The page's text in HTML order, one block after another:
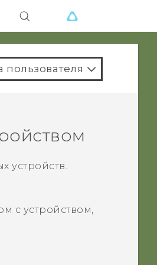
пользователя
устройств.
с устройством,